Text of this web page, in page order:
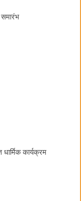
समारंभ
धार्मिक कार्यक्रम